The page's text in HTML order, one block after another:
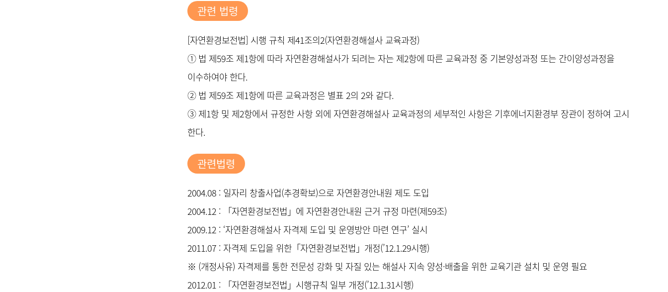
관련 법령
[자연환경보전법] 시행 규칙 제41조의2(자연환경해설사 교육과정)
① 법 제59조 제1항에 따라 자연환경해설사가 되려는 자는 제2항에 따른 교육과정 중 기본양성과정 또는 간이양성과정을
이수하여야 한다.
② 법 제59조 제1항에 따른 교육과정은 별표 2의 2와 같다.
③ 제1항 및 제2항에서 규정한 사항 외에 자연환경해설사 교육과정의 세부적인 사항은 기후에너지환경부 장관이 정하여 고시
한다.
관련법령
2004.08 : 일자리 창출사업(추경확보)으로 자연환경안내원 제도 도입
2004.12 : 「자연환경보전법」에 자연환경안내원 근거 규정 마련(제59조)
2009.12 : ‘자연환경해설사 자격제 도입 및 운영방안 마련 연구’ 실시
2011.07 : 자격제 도입을 위한「자연환경보전법」개정(’12.1.29시행)
※ (개정사유) 자격제를 통한 전문성 강화 및 자질 있는 해설사 지속 양성·배출을 위한 교육기관 설치 및 운영 필요
2012.01 : 「자연환경보전법」시행규칙 일부 개정(’12.1.31시행)